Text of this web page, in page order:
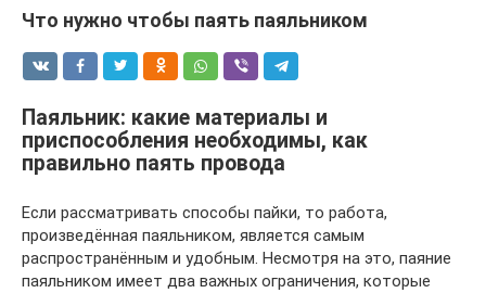
Что нужно чтобы паять паяльником
Паяльник: какие материалы и
приспособления необходимы, как
правильно паять провода
Если рассматривать способы пайки, то работа,
произведённая паяльником, является самым
распространённым и удобным. Несмотря на это, паяние
паяльником имеет два важных ограничения, которые